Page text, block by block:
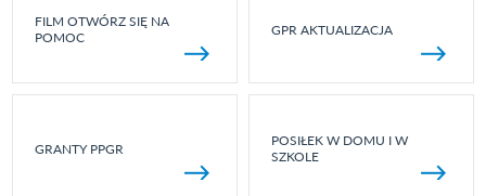
FILM OTWÓRZ SIĘ NA
POMOC
GPR AKTUALIZACJA
GRANTY PPGR
POSIŁEK W DOMU I W
SZKOLE